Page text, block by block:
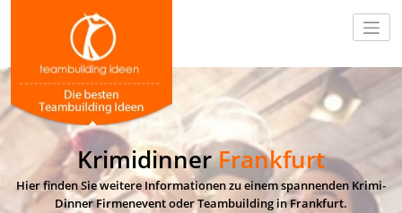
KrimidinnerFrankfurt
Hier finden Sie weitere Informationen zu einem spannenden Krimi-
Dinner Firmenevent oder Teambuilding in Frankfurt.